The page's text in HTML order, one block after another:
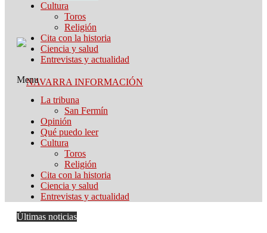
Cultura
Toros
Religión
Cita con la historia
Ciencia y salud
Entrevistas y actualidad
Menu
La tribuna
San Fermín
Opinión
Qué puedo leer
Cultura
Toros
Religión
Cita con la historia
Ciencia y salud
Entrevistas y actualidad
Últimas noticias